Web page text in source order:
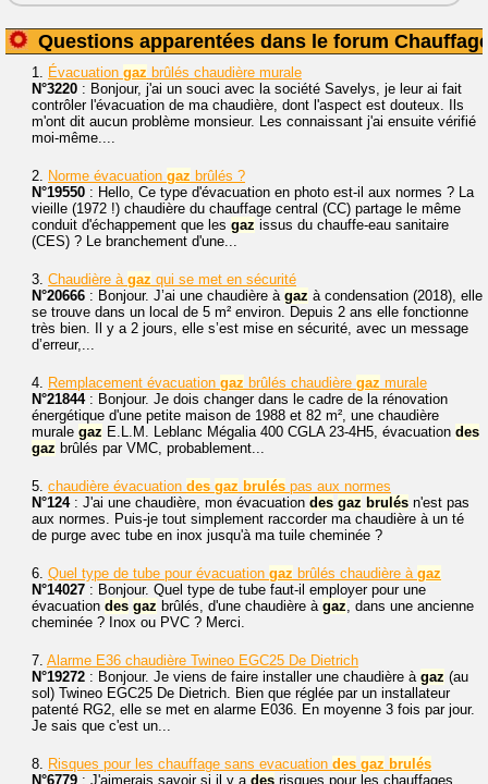
Questions apparentées dans le forum
1. Évacuation gaz brûlés chaudière murale
N°3220 : Bonjour, j'ai un souci avec la société Savelys, je leur ai fait
contrôler l'évacuation de ma chaudière, dont l'aspect est douteux. Ils
m'ont dit aucun problème monsieur. Les connaissant j'ai ensuite vérifié
moi-même....
2. Norme évacuation gaz brûlés ?
N°19550 : Hello, Ce type d'évacuation en photo est-il aux normes ? La
vieille (1972 !) chaudière du chauffage central (CC) partage le même
conduit d'échappement que les gaz issus du chauffe-eau sanitaire
(CES) ? Le branchement d'une...
3. Chaudière à gaz qui se met en sécurité
N°20666 : Bonjour. J’ai une chaudière à gaz à condensation (2018), elle
se trouve dans un local de 5 m² environ. Depuis 2 ans elle fonctionne
très bien. Il y a 2 jours, elle s’est mise en sécurité, avec un message
d’erreur,...
4. Remplacement évacuation gaz brûlés chaudière gaz murale
N°21844: Bonjour. Je dois changer dans le cadre de la rénovation
énergétique d'une petite maison de 1988 et 82 m², une chaudière
murale gaz E.L.M. Leblanc Mégalia 400 CGLA 23-4H5, évacuation des
gaz brûlés par VMC, probablement...
5. chaudière évacuation des gaz brulés pas aux normes
N°124: J'ai une chaudière, mon évacuation des gaz brulés n'est pas
aux normes. Puis-je tout simplement raccorder ma chaudière à un té
de purge avec tube en inox jusqu'à ma tuile cheminée ?
6. Quel type de tube pour évacuation gaz brûlés chaudière à gaz
N°14027 : Bonjour. Quel type de tube faut-il employer pour une
évacuation des gaz brûlés, d'une chaudière à gaz, dans une ancienne
cheminée ? Inox ou PVC ? Merci.
7. Alarme E36 chaudière Twineo EGC25 De Dietrich
N°19272 : Bonjour. Je viens de faire installer une chaudière à gaz (au
sol) Twineo EGC25 De Dietrich. Bien que réglée par un installateur
patenté RG2, elle se met en alarme E036. En moyenne 3 fois par jour.
Je sais que c'est un...
8. Risques pour les chauffage sans evacuation des gaz brulés
N°6779 : J'aimerais savoir si il y a des risques pour les chauffages